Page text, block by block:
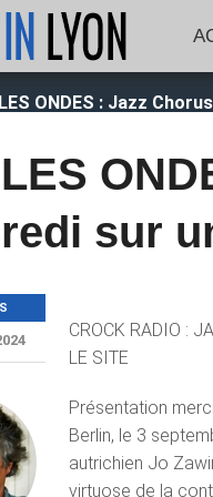
ONDES : Jazz
sur
CROCK RADIO :
LE SITE
Présentation
Berlin, le 3
autrichien Jo
virtuose de la